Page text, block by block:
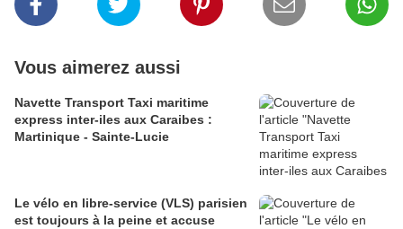
Vous aimerez aussi
Navette Transport Taxi maritime
express inter-iles aux Caraibes :
Martinique - Sainte-Lucie
Le vélo en libre-service (VLS) parisien
est toujours à la peine et accuse